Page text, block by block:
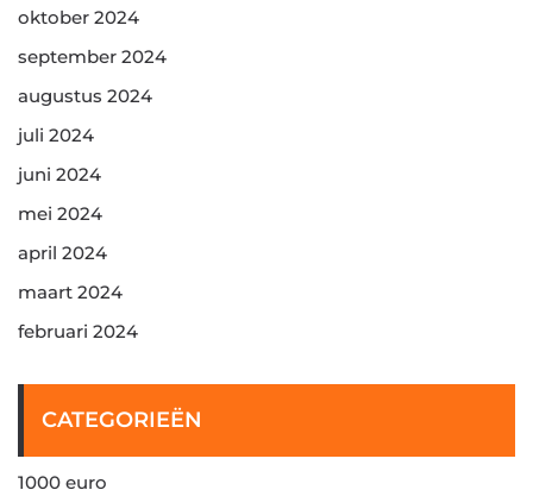
oktober 2024
september 2024
augustus 2024
juli 2024
juni 2024
mei 2024
april 2024
maart 2024
februari 2024
CATEGORIEËN
1000 euro